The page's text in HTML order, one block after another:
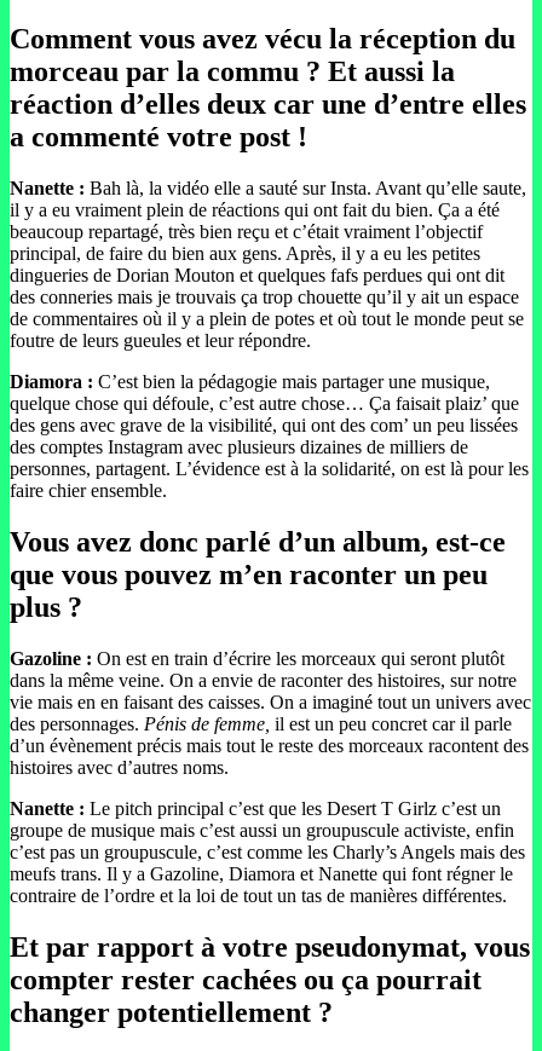
Comment vous avez vécu la réception du
morceau par la commu ? Et aussi la
réaction d’elles deux car une d’entre elles
a commenté votre post !
Nanette : Bah là, la vidéo elle a sauté sur Insta. Avant qu’elle saute,
il y a eu vraiment plein de réactions qui ont fait du bien. Ça a été
beaucoup repartagé, très bien reçu et c’était vraiment l’objectif
principal, de faire du bien aux gens. Après, il y a eu les petites
dingueries de Dorian Mouton et quelques fafs perdues qui ont dit
des conneries mais je trouvais ça trop chouette qu’il y ait un espace
de commentaires où il y a plein de potes et où tout le monde peut se
foutre de leurs gueules et leur répondre.
Diamora : C’est bien la pédagogie mais partager une musique,
quelque chose qui défoule, c’est autre chose… Ça faisait plaiz’ que
des gens avec grave de la visibilité, qui ont des com’ un peu lissées
des comptes Instagram avec plusieurs dizaines de milliers de
personnes, partagent. L’évidence est à la solidarité, on est là pour les
faire chier ensemble.
Vous avez donc parlé d’un album, est-ce
que vous pouvez m’en raconter un peu
plus ?
Gazoline : On est en train d’écrire les morceaux qui seront plutôt
dans la même veine. On a envie de raconter des histoires, sur notre
vie mais en en faisant des caisses. On a imaginé tout un univers avec
des personnages. Pénis de femme, il est un peu concret car il parle
d’un évènement précis mais tout le reste des morceaux racontent des
histoires avec d’autres noms.
Nanette : Le pitch principal c’est que les Desert T Girlz c’est un
groupe de musique mais c’est aussi un groupuscule activiste, enfin
c’est pas un groupuscule, c’est comme les Charly’s Angels mais des
meufs trans. Il y a Gazoline, Diamora et Nanette qui font régner le
contraire de l’ordre et la loi de tout un tas de manières différentes.
Et par rapport à votre pseudonymat, vous
compter rester cachées ou ça pourrait
changer potentiellement ?